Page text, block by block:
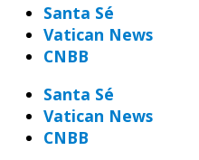
Santa Sé
Vatican News
CNBB
Santa Sé
Vatican News
CNBB